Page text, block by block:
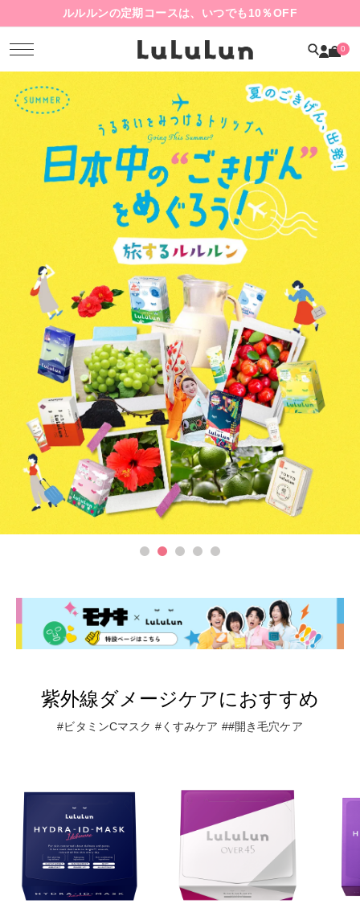
ルルルンの定期コースは、いつでも10％OFF
0
紫外線ダメージケアにおすすめ
#ビタミンCマスク #くすみケア ##開き毛穴ケア